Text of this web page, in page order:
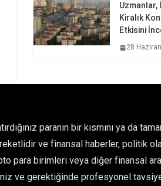
Uzmanlar,
Kiralık
Etkisini
28
paranın bir kısmını ya da
ve finansal haberler, politik
para birimleri veya diğer finansal
ve gerektiğinde profesyonel